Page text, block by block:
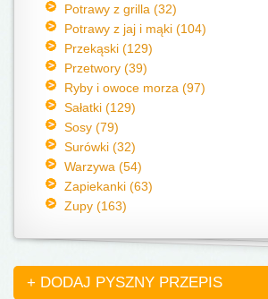
Potrawy z grilla (32)
Potrawy z jaj i mąki (104)
Przekąski (129)
Przetwory (39)
Ryby i owoce morza (97)
Sałatki (129)
Sosy (79)
Surówki (32)
Warzywa (54)
Zapiekanki (63)
Zupy (163)
+ DODAJ PYSZNY PRZEPIS